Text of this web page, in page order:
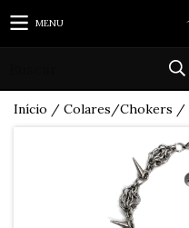
MENU
Início / Colares/Chokers /